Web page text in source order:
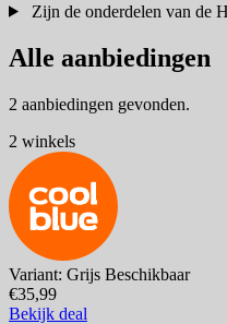
Zijn de onderdelen van de
Alle aanbiedingen
2 aanbiedingen gevonden.
2 winkels
Variant: Grijs Beschikbaar
€35,99
Bekijk deal